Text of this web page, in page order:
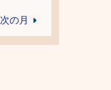
次の月